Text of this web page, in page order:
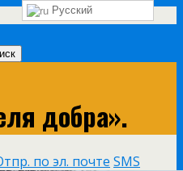
добра».
по эл. почте SMS
Русский